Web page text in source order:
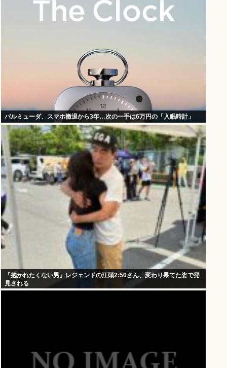
バルミューダ、スマホ撤退から3年…次の一手は6万円の「入眠時計」
「抱かれたくない男」レジェンドの江頭2:50さん、変わり果てた姿で発
見される